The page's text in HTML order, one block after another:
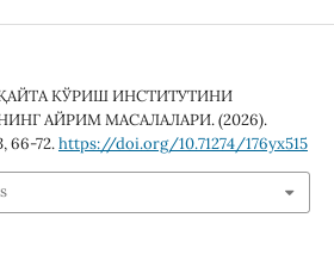
КЎРИШ ИНСТИТУТИНИ
АЙРИМ МАСАЛАЛАРИ. (2026).
, 66-72.https://doi.org/10.71274/176yx515